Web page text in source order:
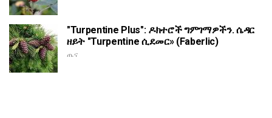
"Turpentine Plus": ዶክተሮች ግምገማዎችን. ሴዳር
ዘይት "Turpentine ሲደመር» (Faberlic)
ጤና